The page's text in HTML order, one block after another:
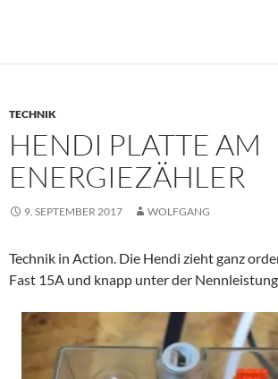
TECHNIK
HENDI PLATTE AM
ENERGIEZÄHLER
9. SEPTEMBER 2017 WOLFGANG
Technik in Action. Die Hendi zieht ganz
Fast 15A und knapp unter der